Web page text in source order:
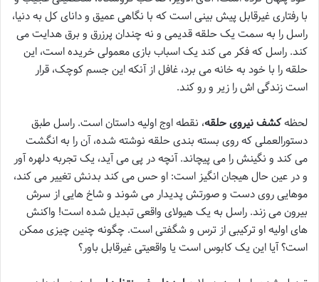
با رفتاری غیرقابل پیش بینی است که با نگاهی عمیق و دانای کل به دنیا،
راسل را به سمت یک حلقه قدیمی و نه چندان پرزرق و برق هدایت می
کند. راسل که فکر می کند یک اسباب بازی معمولی خریده است، این
حلقه را با خود به خانه می برد، غافل از آنکه این جسم کوچک، قرار
است زندگی اش را زیر و رو کند.
لحظهکشف نیروی حلقه، نقطه اوج اولیه داستان است. راسل طبق
دستورالعملی که روی بسته بندی حلقه نوشته شده، آن را به انگشت
می کند و نگینش را می پیچاند. آنچه در پی می آید، یک تجربه دلهره آور
و در عین حال هیجان انگیز است: او حس می کند بدنش تغییر می کند،
موهایی روی دست و صورتش پدیدار می شوند و شاخ هایی از سرش
بیرون می زند. راسل به یک هیولای واقعی تبدیل شده است! واکنش
های اولیه او ترکیبی از ترس و شگفتی است. چگونه چنین چیزی ممکن
است؟ آیا این یک کابوس است یا واقعیتی غیرقابل باور؟